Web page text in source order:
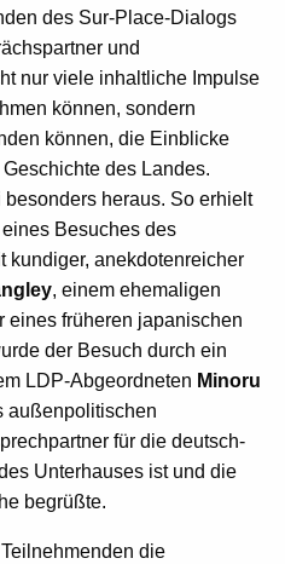
des Sur-Place-Dialogs
und
nur viele inhaltliche Impulse
können, sondern
können, die Einblicke
des Landes.
heraus. So erhielt
Besuches des
kundiger, anekdotenreicher
, einem ehemaligen
eines früheren japanischen
der Besuch durch ein
LDP-Abgeordneten Minoru
außenpolitischen
für die deutsch-
Unterhauses ist und die
begrüßte.
die